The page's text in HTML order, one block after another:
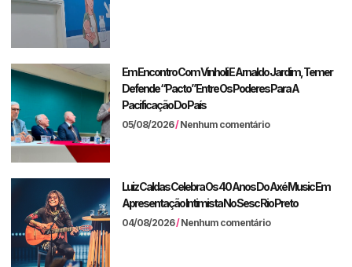
Em Encontro Com Vinholi E Arnaldo Jardim, Temer
Defende “pacto” Entre Os Poderes Para A
Pacificação Do País
05/08/2026 Nenhum comentário
Luiz Caldas Celebra Os 40 Anos Do Axé Music Em
Apresentação Intimista No Sesc Rio Preto
04/08/2026 Nenhum comentário